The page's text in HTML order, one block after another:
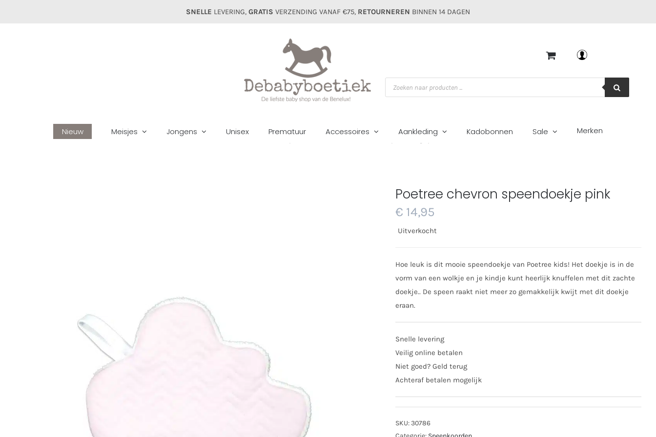
SNELLE LEVERING, GRATIS VERZENDING VANAF €75, RETOURNEREN BINNEN 14 DAGEN
Producten
zoeken
Nieuw Meisjes Jongens Unisex Prematuur Accessoires Aankleding Kadobonnen Sale Merken
Poetree chevron speendoekje pink
€ 14,95
Uitverkocht
Hoe leuk is dit mooie speendoekje van Poetree kids! Het doekje is in de
vorm van een wolkje en je kindje kunt heerlijk knuffelen met dit zachte
doekje.. De speen raakt niet meer zo gemakkelijk kwijt met dit doekje
eraan.
Snelle levering
Veilig online betalen
Niet goed? Geld terug
Achteraf betalen mogelijk
SKU:30786